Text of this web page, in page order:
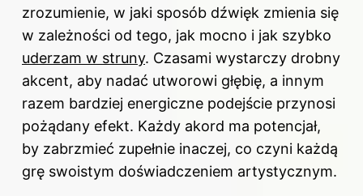
zrozumienie, w jaki sposób dźwięk zmienia się
w zależności od tego, jak mocno i jak szybko
uderzam w struny. Czasami wystarczy drobny
akcent, aby nadać utworowi głębię, a innym
razem bardziej energiczne podejście przynosi
pożądany efekt. Każdy akord ma potencjał,
by zabrzmieć zupełnie inaczej, co czyni każdą
grę swoistym doświadczeniem artystycznym.